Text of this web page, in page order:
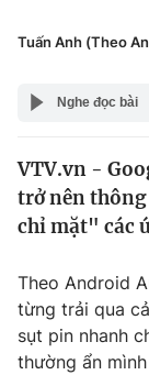
Pháp luật
Y tế
Thế giới
Tin tức
Câu chuyện
Kinh tế
Thị trường
Góc doanh
Dữ liệu và
Truyền hình
Công
Tuấn Anh (Theo
Nghe đọc bài
VTV.vn -
trở nên
chỉ mặt" các
Theo Android
từng trải qua
sụt pin nhanh
thường ẩn